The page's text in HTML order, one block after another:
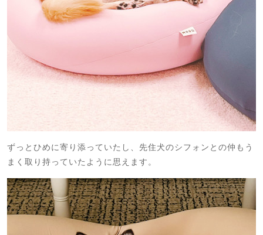
ずっとひめに寄り添っていたし、先住犬のシフォンとの仲もう
まく取り持っていたように思えます。